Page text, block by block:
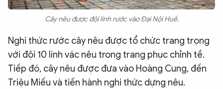
Cây nêu được đội lính rước vào Đại Nội Huế.
Nghi thức rước cây nêu được tổ chức trang trọng
với đội 10 lính vác nêu trong trang phục chỉnh tề.
Tiếp đó, cây nêu được đưa vào Hoàng Cung, đến
Triệu Miếu và tiến hành nghi thức dựng nêu.